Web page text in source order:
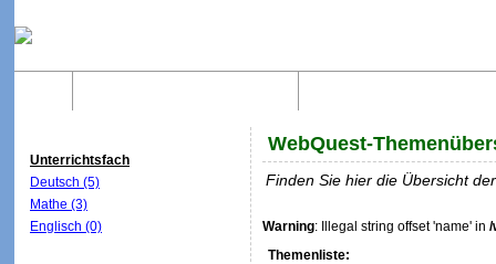
Unterrichtsfach
Deutsch (5)
Mathe (3)
Englisch (0)
WebQuest-
Finden Sie hier die Übersicht
Warning: Illegal string offset 'name' in /
Themenliste: